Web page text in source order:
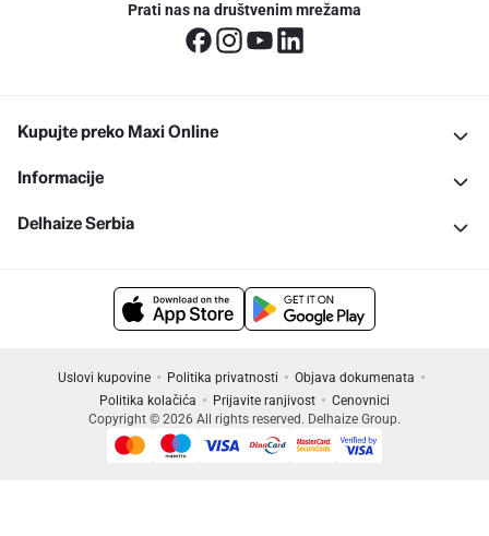
Prati nas na društvenim mrežama
Kupujte preko Maxi Online
Informacije
Delhaize Serbia
Uslovi kupovine Politika privatnosti
Objava dokumenata
Politika kolačića
Prijavite ranjivost
Cenovnici
Copyright © 2026 All rights reserved. Delhaize Group.